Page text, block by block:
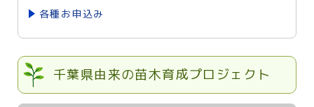
各種お申込み
千葉県由来の苗木育成プロジェクト